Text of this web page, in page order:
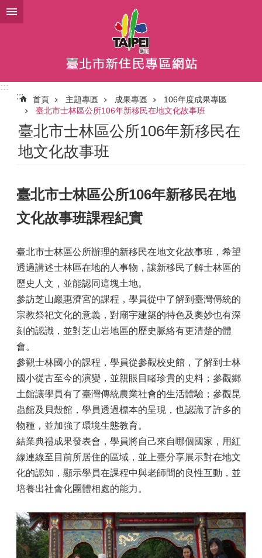
跳到主要內容區塊
:::
:::
首頁 主題專區 成果專區
106年度成果專區
臺北市士林區公所106年新移民在地文化故事班
臺北市士林區公所106年新移民在
地文化故事班
臺北市士林區公所106年新移民在地
文化故事班課程紀實
臺北市士林區公所辦理的新移民在地文化故事班，希望
透過講述士林區在地的人事物，讓新移民了解士林區的
歷史人文，並能認同這塊土地。
參訪芝山巖惠濟宮的課程，學員從中了解到臺灣傳統的
宗教祭祀文化的意義，對廟宇建築的特色及奧妙也有深
刻的認識，並對芝山岩地區的歷史脈絡有更清楚的體
會。
參觀士林國小的課程，學員從參觀校史館，了解到士林
國小從古至今的演變，並親眼目睹珍貴的史料；參觀鄉
土館讓學員有了臺灣傳統農業社會的生活體驗；參觀昆
蟲館及貝殼館，學員透過標本的呈現，也認識了許多的
物種，並加強了環境生態教育。
結業典禮成果發表會，學員將自己來自哪個國家，用紅
線連線至目前所居住的區域，並上臺分享展示對在地文
化的認知，顯示學員在課程中與老師間的良性互動，並
培養出社會化團體相處的能力。